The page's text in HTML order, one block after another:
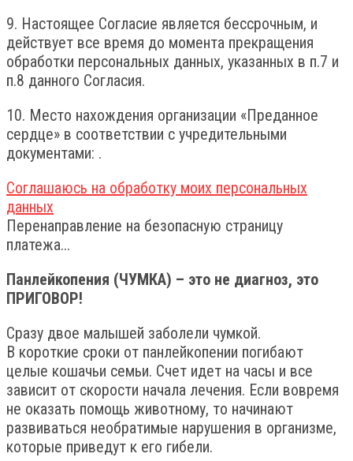
9. Настоящее Согласие является бессрочным, и
действует все время до момента прекращения
обработки персональных данных, указанных в п.7 и
п.8 данного Согласия.
10. Место нахождения организации «Преданное
сердце» в соответствии с учредительными
документами: .
Соглашаюсь на обработку моих персональных
данных
Перенаправление на безопасную страницу
платежа...
Панлейкопения (ЧУМКА) – это не диагноз, это
ПРИГОВОР!
Сразу двое малышей заболели чумкой.
В короткие сроки от панлейкопении погибают
целые кошачьи семьи. Счет идет на часы и все
зависит от скорости начала лечения. Если вовремя
не оказать помощь животному, то начинают
развиваться необратимые нарушения в организме,
которые приведут к его гибели.